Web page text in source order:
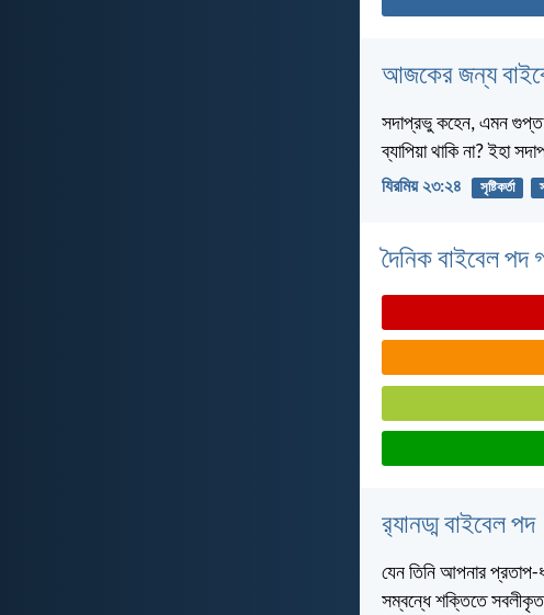
আজকের জন্য
সদাপ্রভু কহেন, এমন গুপ্ত
ব্যাপিয়া থাকি না? ইহা
যিরমিয় ২৩:২৪ সৃষ্টিকর্তা
দৈনিক বাইবেল
র‌্যানড্ম বাইবেল পদ
যেন তিনি আপনার প্রতাপ-
সম্বন্ধে শক্তিতে সবলীকৃত